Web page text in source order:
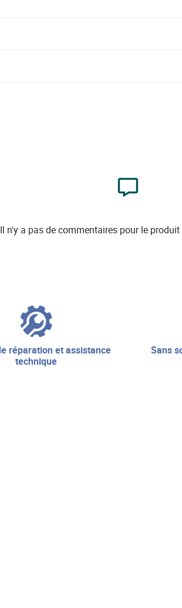
Il n'y a pas de commentaires pour le produit
technique
sans soucis: 15 jours de droit de